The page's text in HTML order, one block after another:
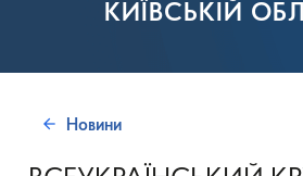
КИЇВСЬКІЙ
Новини